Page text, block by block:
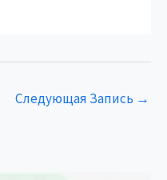
Следующая Запись →